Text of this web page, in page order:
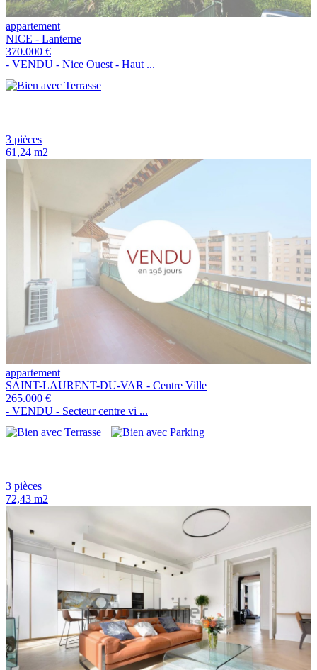
appartement
NICE - Lanterne
370.000 €
- VENDU - Nice Ouest - Haut ...
3 pièces
61,24 m2
appartement
SAINT-LAURENT-DU-VAR - Centre Ville
265.000 €
- VENDU - Secteur centre vi ...
3 pièces
72,43 m2